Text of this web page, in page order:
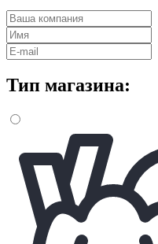
Тип магазина: